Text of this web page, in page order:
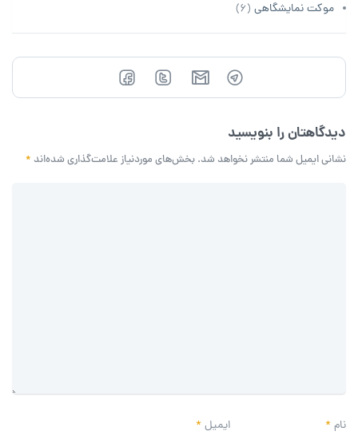
موکت نمایشگاهی (6)
دیدگاهتان را بنویسید
نشانی ایمیل شما منتشر نخواهد شد. بخش‌های موردنیاز علامت‌گذاری شده‌اند *
نام* ایمیل*